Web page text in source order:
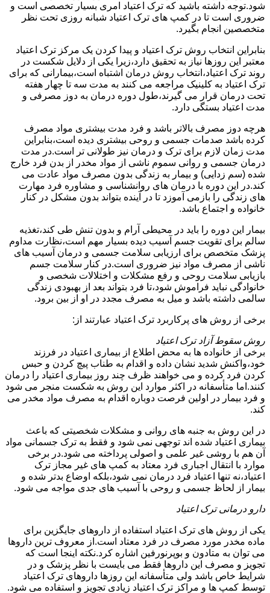
شود.توجه داشته باشید که ترک اعتیاد امری بسیار تخصصی است و
ضروری است تا در کمپ های ترک اعتیاد شبانه روزی تحت نظر
متخصصین انجام بگیرد.
بنابراین انتخاب روش ترک اعتیاد و پیدا کردن یک مرکز ترک اعتیاد
معتبر این روزها نیاز به تحقیق دارد،زیرا یکی از دلایل شکست در
روند ترک اعتیاد،انتخاب روش درمان اشتباه است،بیمارانی که برای
ترک اعتیاد به کلینیک مراجعه می کنند به مدت سه تا چهار هفته
تحت درمان قرار می گیرند،طول دوره درمان به دوز مصرفی و
مدت اعتیاد بستگی دارد.
هرچه دوز مصرف بالاتر باشد و فرد مدت بیشتری مواد مصرف
کرده باشد صدمات جسمی و روحی بیشتری دیده است،بنابراین
مدت زمان لازم برای ترک و درمان نیز طولانی تر است.در مدت
درمان جسمی و روانی سموم ناشی از مواد مخدر از بدن فرد خارج
شده (سم زدایی) و بیمار به زندگی بدون مصرف مواد عادت می
کند.در این دوره با درمان های روانشناسی و مشاوره فرد مهارت
های زندگی را بازمی آموزد تا در آینده بتواند بدون مشکل در کنار
خانواده و اجتماع باشد.
بیمار این دوره را باید در محیطی آرام و بدون تنش طی کند،تغذیه
سالم برای تقویت جسم آسیب دیده بسیار مهم است،نظارت مداوم
پزشک متخصص برای ارزیابی سلامت جسمی و درمان آسیب های
ناشی از مصرف مواد نیز ضروری است.در کنار سلامت جسم
بازیابی سلامت روحی و رفع مشکلات و اختلالات شخصی و
خانوادگی نباید فراموش شود،تا فرد بتواند بعد از بهبودی زندگی
سالمی داشته باشد و میل به مصرف مجدد در او از بین برود.
برخی از روش های پرکاربرد ترک اعتیاد عبارتند از:
روش سقوط آزاد ترک اعتیاد
برخی از خانواده ها به محض اطلاع از بیماری اعتیاد در فرزند
خود،واکنش شدید نشان داده و اقدام به طناب پیچ کردن و حبس
کردن فرد کرده و می خواهند ظرف چند روز بیماری اعتیاد را درمان
کنند.اما متأسفانه در اکثر موارد این روش به شکست منجر می شود
و فرد بیمار در اولین فرصت دوباره اقدام به مصرف مواد مخدر می
کند.
در این روش به جنبه های روانی و مشکلات شخصیتی که باعث
بیماری اعتیاد شده اند توجهی نمی شود و فقط به ترک جسمانی مواد
آن هم با روشی غیر علمی و اصولی پرداخته می شود.در برخی
موارد با انتقال اجباری فرد معتاد به کمپ های غیر مجاز ترک
اعتیاد،نه تنها اعتیاد فرد درمان نمی شود،بلکه اوضاع بدتر شده و
بیمار از لحاظ جسمی و روحی با آسیب های جدی مواجه می شود.
دارو درمانی ترک اعتیاد
یکی از روش های ترک اعتیاد استفاده از داروهای جایگزین برای
ماده مخدر مورد مصرف در فرد معتاد است.از معروف ترین داروها
می توان به متادون و بوپرنورفین اشاره کرد.نکته اینجا است که
تجویز و مصرف این داروها فقط می بایست با نظر پزشک و در
شرایط خاص باشد ولی متأسفانه این روزها داروهای ترک اعتیاد
توسط کمپ ها و مراکز ترک اعتیاد زیادی تجویز و استفاده می شود.